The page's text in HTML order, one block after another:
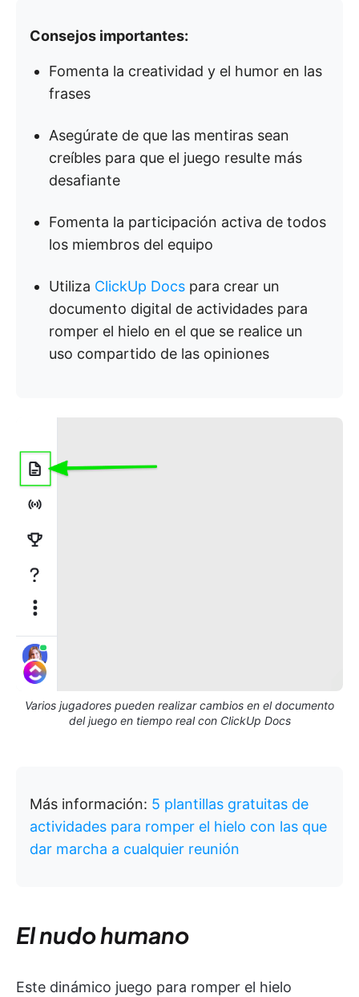
Consejos importantes:
Fomenta la creatividad y el humor en las
frases
Asegúrate de que las mentiras sean
creíbles para que el juego resulte más
desafiante
Fomenta la participación activa de todos
los miembros del equipo
Utiliza ClickUp Docs para crear un
documento digital de actividades para
romper el hielo en el que se realice un
uso compartido de las opiniones
Varios jugadores pueden realizar cambios en el documento
del juego en tiempo real con ClickUp Docs
Más información: 5 plantillas gratuitas de
actividades para romper el hielo con las que
dar marcha a cualquier reunión
El nudo humano
Este dinámico juego para romper el hielo